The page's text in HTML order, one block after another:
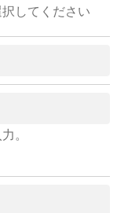
択してください
。